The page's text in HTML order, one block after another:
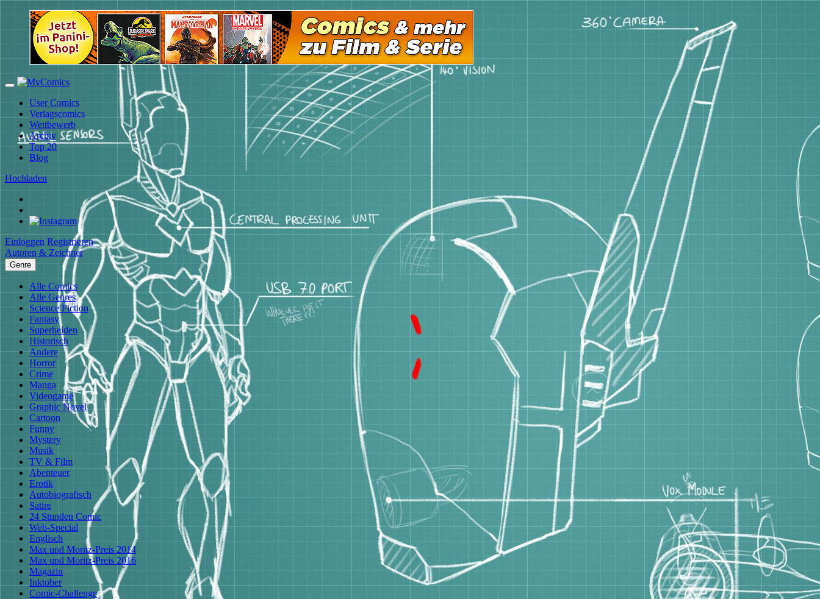
User Comics
Verlagscomics
Wettbewerb
Archiv
Top 20
Blog
Hochladen
Einloggen Registrieren
Autoren & Zeichner
Genre
Alle Comics
Alle Genres
Science Fiction
Fantasy
Superhelden
Historisch
Andere
Horror
Crime
Manga
Videogame
Graphic Novel
Cartoon
Funny
Mystery
Musik
TV & Film
Abenteuer
Erotik
Autobiografisch
Satire
24 Stunden Comic
Web-Special
Englisch
Max und Moritz-Preis 2014
Max und Moritz-Preis 2016
Magazin
Inktober
Comic-Challenge